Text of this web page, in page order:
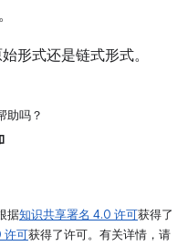
形式还是链式形式。
助吗？
据知识共享署名 4.0 许可获得了
许可获得了许可。有关详情，请